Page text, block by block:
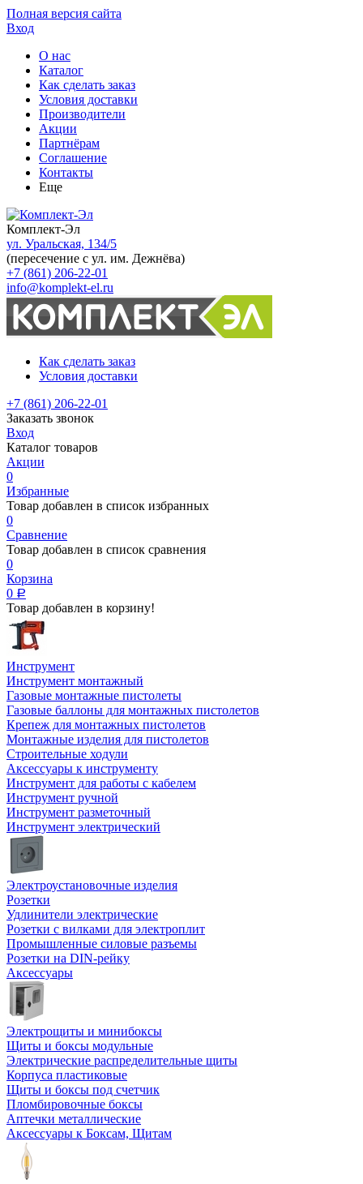
Полная версия сайта
Вход
О нас
Каталог
Как сделать заказ
Условия доставки
Производители
Акции
Партнёрам
Соглашение
Контакты
Еще
Комплект-Эл
ул. Уральская, 134/5
(пересечение с ул. им. Дежнёва)
+7 (861) 206-22-01
info@komplekt-el.ru
Как сделать заказ
Условия доставки
+7 (861) 206-22-01
Заказать звонок
Вход
Каталог товаров
Акции
0
Избранные
Товар добавлен в список избранных
0
Сравнение
Товар добавлен в список сравнения
0
Корзина
0 Р
Товар добавлен в корзину!
Инструмент
Инструмент монтажный
Газовые монтажные пистолеты
Газовые баллоны для монтажных пистолетов
Крепеж для монтажных пистолетов
Монтажные изделия для пистолетов
Строительные ходули
Аксессуары к инструменту
Инструмент для работы с кабелем
Инструмент ручной
Инструмент разметочный
Инструмент электрический
Электроустановочные изделия
Розетки
Удлинители электрические
Розетки с вилками для электроплит
Промышленные силовые разъемы
Розетки на DIN-рейку
Аксессуары
Электрощиты и минибоксы
Щиты и боксы модульные
Электрические распределительные щиты
Корпуса пластиковые
Щиты и боксы под счетчик
Пломбировочные боксы
Аптечки металлические
Аксессуары к Боксам, Щитам